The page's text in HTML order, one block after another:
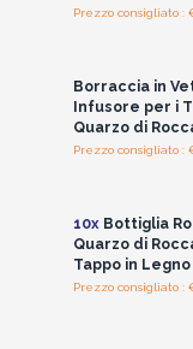
Borraccia in
Infusore per i
Quarzo di
Prezzo consigliato :
10xBottiglia
Quarzo di
Tappo in Legno
Prezzo consigliato :